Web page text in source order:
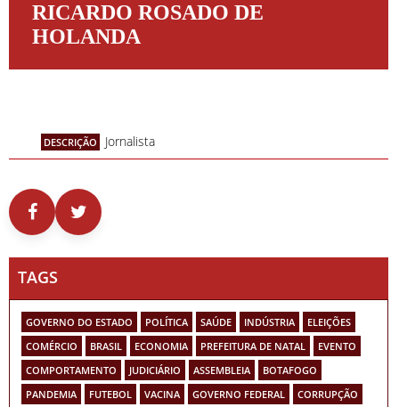
RICARDO ROSADO DE
HOLANDA
DESCRIÇÃO Jornalista
TAGS
GOVERNO DO ESTADO POLÍTICA SAÚDE INDÚSTRIA
ELEIÇÕES
COMÉRCIO
BRASIL ECONOMIA PREFEITURA DE NATAL
EVENTO
COMPORTAMENTO
JUDICIÁRIO ASSEMBLEIA
BOTAFOGO
PANDEMIA
FUTEBOL VACINA GOVERNO FEDERAL
CORRUPÇÃO